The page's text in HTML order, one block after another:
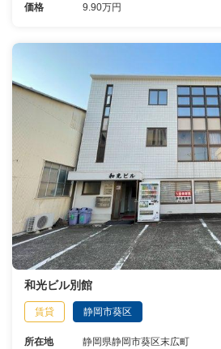
価格 9.90万円
和光ビル別館
賃貸 静岡市葵区
所在地 静岡県静岡市葵区末広町